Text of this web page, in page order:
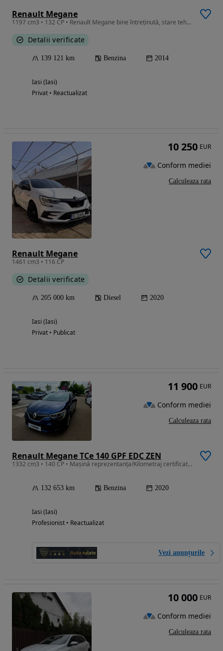
Renault Megane
1197 cm3 • 132 CP • Renault Megane bine întreținută, stare tehnică foarte bună.
Detalii verificate
139 121 km Benzina 2014
Iasi (Iasi)
Privat • Reactualizat
Renault Megane
1461 cm3 • 116 CP
Detalii verificate
205 000 km Diesel 2020
Iasi (Iasi)
Privat • Publicat
10 250 EUR
Conform mediei
Calculeaza rata
Renault Megane TCe 140 GPF EDC ZEN
1332 cm3 • 140 CP • Mașină reprezentanța/Kilometraj certificat/Garanție 12 luni
132 653 km Benzina 2020
Iasi (Iasi)
Profesionist • Reactualizat
Vezi anunțurile
11 900 EUR
Conform mediei
Calculeaza rata
10 000 EUR
Conform mediei
Calculeaza rata